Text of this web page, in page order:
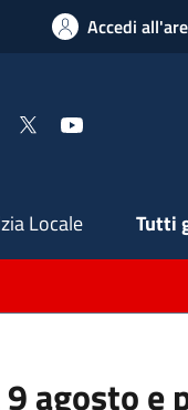
Accedi
Telegram
Locale Tutti
agosto e